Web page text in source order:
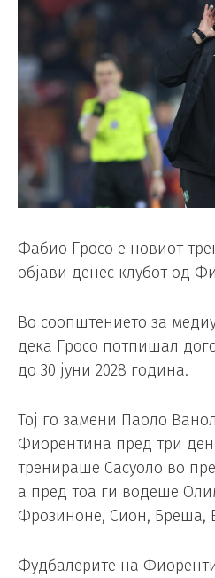
Фабио Гросо е новиот
објави денес клубот од
Во соопштението за
дека Гросо потпишал
до 30 јуни 2028 година.
Тој го замени Паоло
Фиорентина пред три
тренираше Сасуоло во
а пред тоа ги водеше
Фрозиноне, Сион, Бреша,
Фудбалерите на